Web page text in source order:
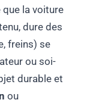
la voiture
dure des
freins) se
ou soi-
durable et
ou